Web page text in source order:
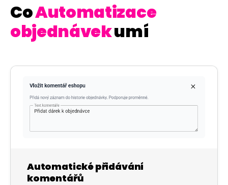
CoAutomatizace
objednávekumí
Automatické přidávání
komentářů